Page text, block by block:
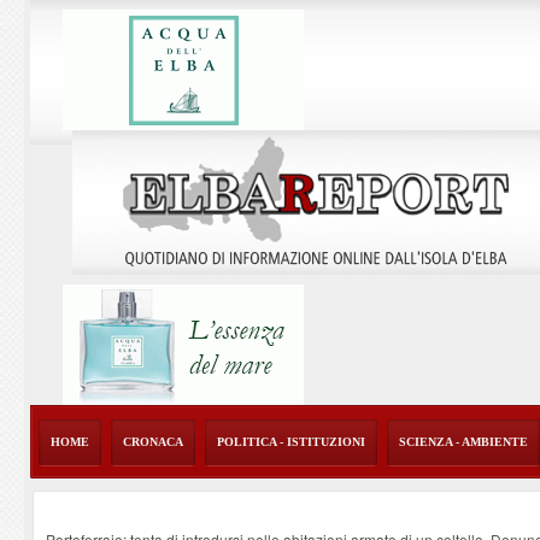
HOME CRONACA POLITICA - ISTITUZIONI SCIENZA - AMBIENTE